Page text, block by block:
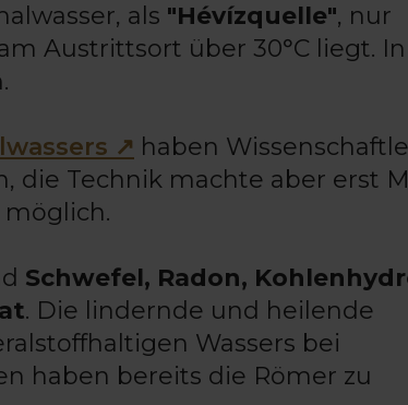
als "Hévízquelle", nur
Austrittsort über 30°C liegt.
↗ haben
die Technik machte aber erst
Schwefel, Radon,
. Die lindernde und heilende
Wassers bei
haben bereits die Römer zu